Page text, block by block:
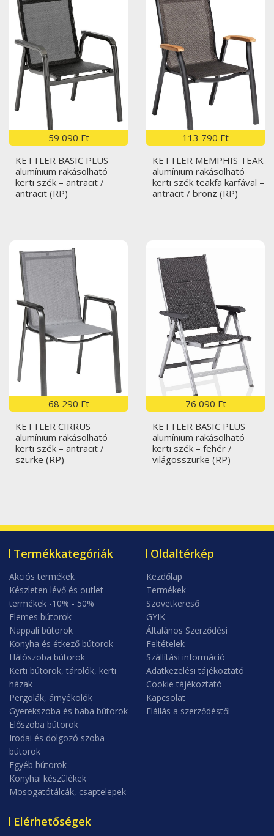
59 090 Ft
KETTLER BASIC PLUS
alumínium rakásolható
kerti szék – antracit /
antracit (RP)
113 790 Ft
KETTLER MEMPHIS TEAK
alumínium rakásolható
kerti szék teakfa karfával –
antracit / bronz (RP)
68 290 Ft
KETTLER CIRRUS
alumínium rakásolható
kerti szék – antracit /
szürke (RP)
76 090 Ft
KETTLER BASIC PLUS
alumínium rakásolható
kerti szék – fehér /
világosszürke (RP)
Termékkategóriák
Akciós termékek
Készleten lévő és outlet
termékek -10% - 50%
Elemes bútorok
Nappali bútorok
Konyha és étkező bútorok
Hálószoba bútorok
Kerti bútorok, tárolók, kerti
házak
Pergolák, árnyékolók
Gyerekszoba és baba bútorok
Előszoba bútorok
Irodai és dolgozó szoba
bútorok
Egyéb bútorok
Konyhai készülékek
Mosogatótálcák, csaptelepek
Oldaltérkép
Kezdőlap
Termékek
Szövetkereső
GYIK
Általános Szerződési
Feltételek
Szállítási információ
Adatkezelési tájékoztató
Cookie tájékoztató
Kapcsolat
Elállás a szerződéstől
Elérhetőségek